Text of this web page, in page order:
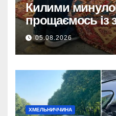
Килими
прощаємось із
покриттям та
сучасних
05.08.2026
ХМЕЛЬНИЧЧИНА